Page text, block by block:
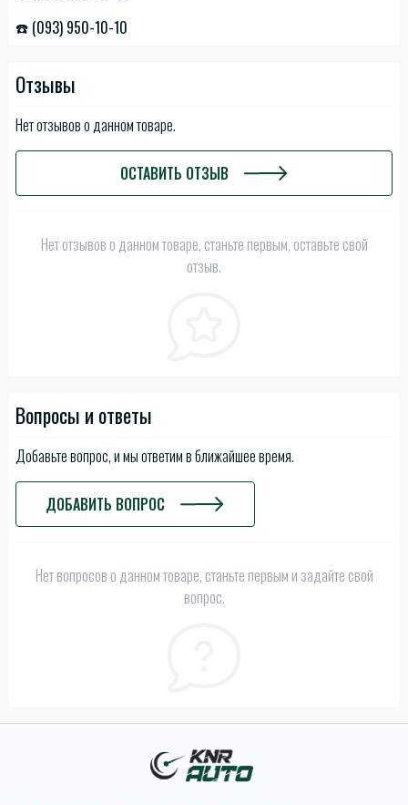
☎️ (093) 950-10-10
Отзывы
Нет отзывов о данном товаре.
ОСТАВИТЬ ОТЗЫВ
Нет отзывов о данном товаре, станьте первым, оставьте свой
отзыв.
Вопросы и ответы
Добавьте вопрос, и мы ответим в ближайшее время.
ДОБАВИТЬ ВОПРОС
Нет вопросов о данном товаре, станьте первым и задайте свой
вопрос.